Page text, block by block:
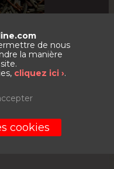
de nous
la manière
cliquez ici ›.
cookies